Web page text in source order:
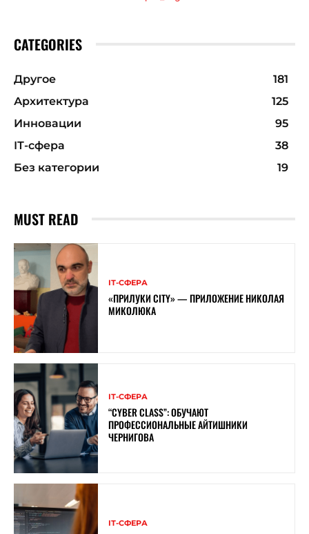
CATEGORIES
Другое
181
Архитектура
125
Инновации
95
ІТ-сфера
38
Без категории
19
MUST READ
ІТ-СФЕРА
«ПРИЛУКИ CITY» — ПРИЛОЖЕНИЕ НИКОЛАЯ
МИКОЛЮКА
ІТ-СФЕРА
“CYBER ​​CLASS”: ОБУЧАЮТ
ПРОФЕССИОНАЛЬНЫЕ АЙТИШНИКИ
ЧЕРНИГОВА
ІТ-СФЕРА